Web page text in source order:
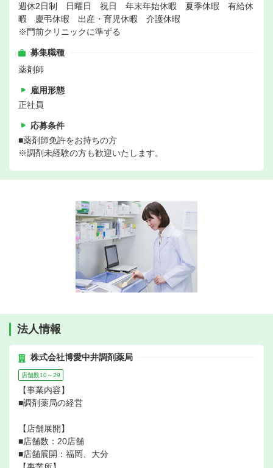
週休2日制 日曜日 祝日 年末年始休暇 夏季休暇 有給休
暇 慶弔休暇 出産・育児休暇 介護休暇
※門前クリニックに準ずる
募集職種
薬剤師
雇用形態
正社員
応募条件
■薬剤師免許をお持ちの方
※調剤未経験の方も歓迎いたします。
法人情報
株式会社博愛中井調剤薬局
店舗数10～29
【事業内容】
■調剤薬局の経営
【店舗展開】
■店舗数：20店舗
■店舗展開：福岡、大分